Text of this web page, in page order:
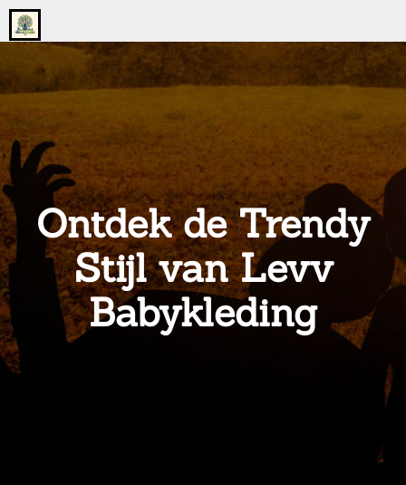
Go
to
home
page
onsgrotegezin.nl
Ontdek de Trendy
Stijl van Levv
Babykleding